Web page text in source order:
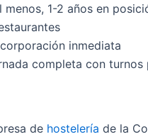
menos, 1-2 años en
inmediata
completa con
de hostelería de la